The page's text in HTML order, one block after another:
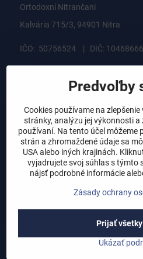
Ortodoxní Nitrančani
Kalvária 715/3, 94901 Nitra
IČO: 50756524 | DIČ:
rýchly kontaktPredvoľby
Cookies používame na
stránky, analýzu jej výkonnosti
používaní. Na tento účel môžeme
strán a zhromaždené údaje sa
USA alebo iných krajinách.
vyjadrujete svoj súhlas s týmto
nájsť podrobné informácie
Zásady ochrany
Ukázať
Prijať